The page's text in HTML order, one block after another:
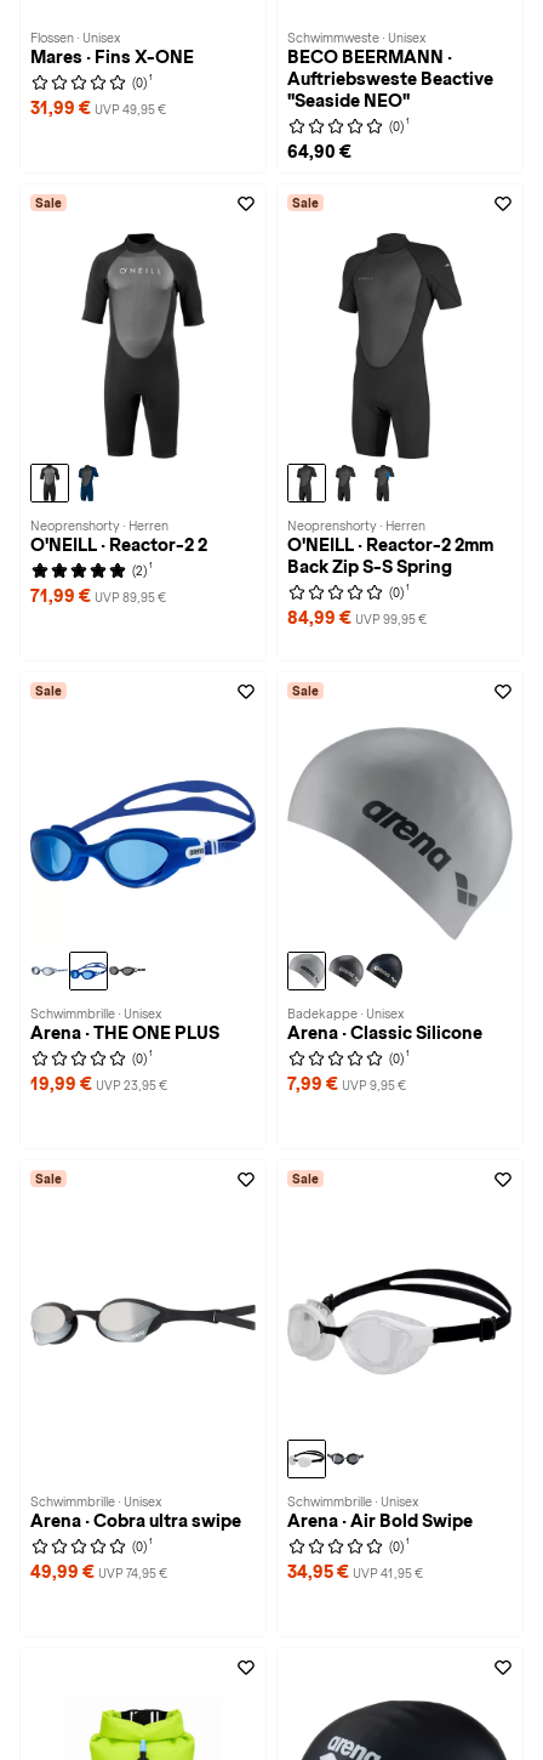
Flossen · Unisex
Mares · Fins X-ONE
(0) 1
31,99 € UVP 49,95 €
Schwimmweste · Unisex
BECO BEERMANN ·
Auftriebsweste Beactive
"Seaside NEO"
(0) 1
64,90 €
Sale
Neoprenshorty · Herren
O'NEILL · Reactor-2 2
(2) 1
71,99 € UVP 89,95 €
Sale
Neoprenshorty · Herren
O'NEILL · Reactor-2 2mm
Back Zip S-S Spring
(0) 1
84,99 € UVP 99,95 €
Sale
Schwimmbrille · Unisex
Arena · THE ONE PLUS
(0) 1
19,99 € UVP 23,95 €
Sale
Badekappe · Unisex
Arena · Classic Silicone
(0) 1
7,99 € UVP 9,95 €
Sale
Schwimmbrille · Unisex
Arena · Cobra ultra swipe
(0) 1
49,99 € UVP 74,95 €
Sale
Schwimmbrille · Unisex
Arena · Air Bold Swipe
(0) 1
34,95 € UVP 41,95 €